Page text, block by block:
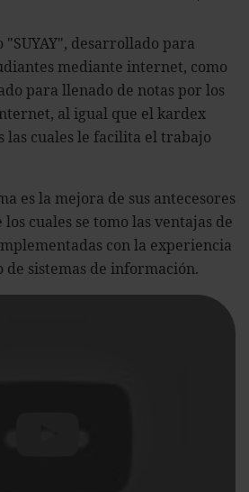
desarrollado para
mediante internet, como
para llenado de notas por los
al igual que el kardex
las cuales le facilita el trabajo
es la mejora de sus antecesores
los cuales se tomo las ventajas de
con la experiencia
de sistemas de información.